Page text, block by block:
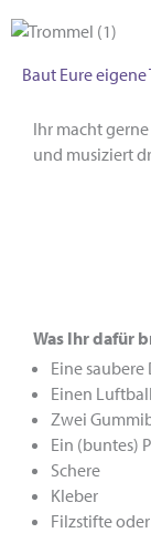
Baut Eure eigene
Ihr macht
und musiziert
Was Ihr dafür
Eine saubere
Einen
Zwei
Ein (buntes)
Schere
Kleber
Filzstifte